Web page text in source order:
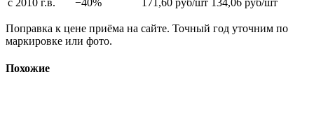
Поправка к цене приёма на сайте. Точный год уточним по
маркировке или фото.
Похожие